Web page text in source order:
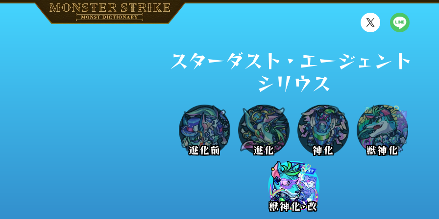
スターダスト・エージェント
シリウス
進化前 進化 神化 獣神化
獣神化･改